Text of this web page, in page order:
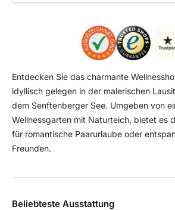
Entdecken Sie das charmante
idyllisch gelegen in der malerischen
dem Senftenberger See. Umgeben von
Wellnessgarten mit Naturteich, bietet es
für romantische Paarurlaube oder
Freunden.
Beliebteste Ausstattung